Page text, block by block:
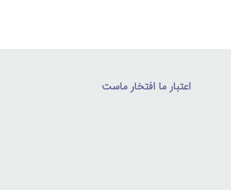
اعتبار ما افتخار ماست